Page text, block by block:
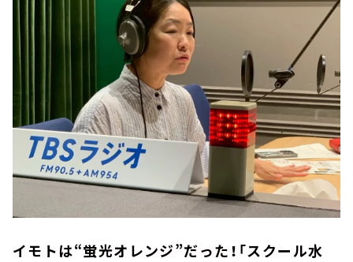
イモトは“蛍光オレンジ”だった！「スクール水